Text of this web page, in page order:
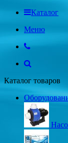
Каталог
Меню
Каталог товаров